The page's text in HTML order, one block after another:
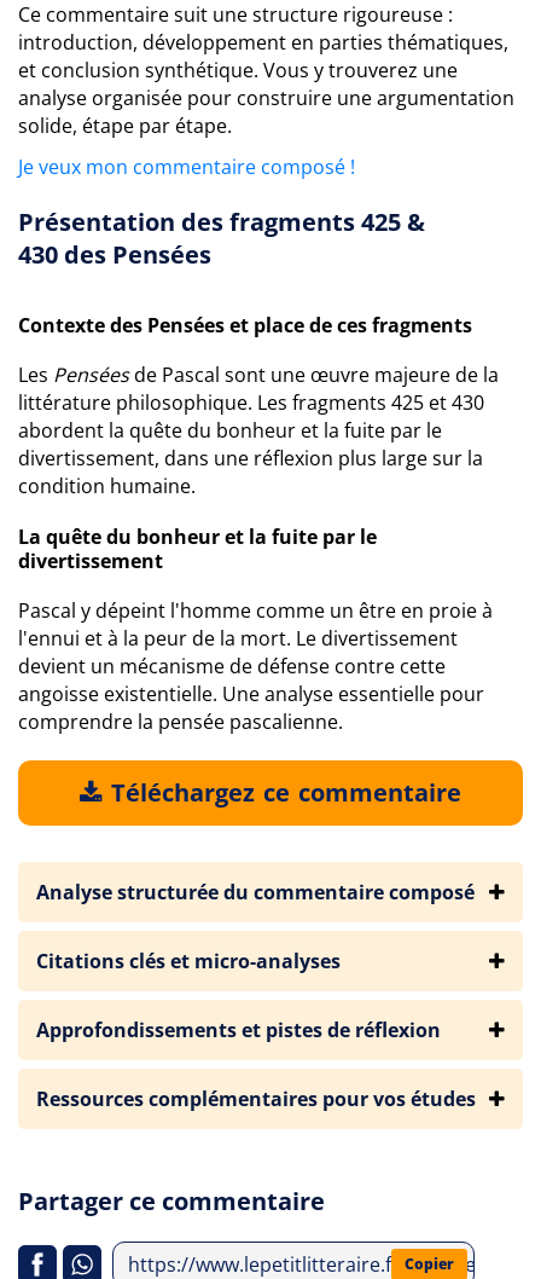
Ce commentaire suit une structure rigoureuse :
introduction, développement en parties thématiques,
et conclusion synthétique. Vous y trouverez une
analyse organisée pour construire une argumentation
solide, étape par étape.
Je veux mon commentaire composé !
Présentation des fragments 425 &
430 des Pensées
Contexte des Pensées et place de ces fragments
Les Penséesde Pascal sont une œuvre majeure de la
littérature philosophique. Les fragments 425 et 430
abordent la quête du bonheur et la fuite par le
divertissement, dans une réflexion plus large sur la
condition humaine.
La quête du bonheur et la fuite par le
divertissement
Pascal y dépeint l'homme comme un être en proie à
l'ennui et à la peur de la mort. Le divertissement
devient un mécanisme de défense contre cette
angoisse existentielle. Une analyse essentielle pour
comprendre la pensée pascalienne.
Téléchargez ce commentaire
Analyse structurée du commentaire composé
Citations clés et micro-analyses
Approfondissements et pistes de réflexion
Ressources complémentaires pour vos études
Partager ce commentaire
https://www.lepetitlitteraire.fr/analyses-
Copier